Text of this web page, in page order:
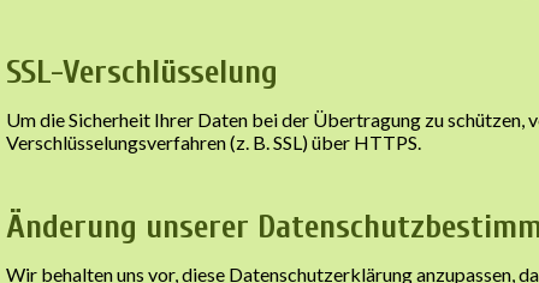
SSL-Verschlüsselung
Um die Sicherheit Ihrer Daten bei der Übertragung zu schützen,
Verschlüsselungsverfahren (z. B. SSL) über HTTPS.
Änderung unserer
Wir behalten uns vor, diese Datenschutzerklärung anzupassen,